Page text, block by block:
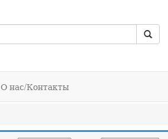
О нас/Контакты